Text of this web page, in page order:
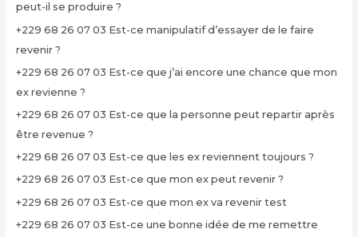
peut-il se produire ?
+229 68 26 07 03 Est-ce manipulatif d’essayer de le faire
revenir ?
+229 68 26 07 03 Est-ce que j’ai encore une chance que mon
ex revienne ?
+229 68 26 07 03 Est-ce que la personne peut repartir après
être revenue ?
+229 68 26 07 03 Est-ce que les ex reviennent toujours ?
+229 68 26 07 03 Est-ce que mon ex peut revenir ?
+229 68 26 07 03 Est-ce que mon ex va revenir test
+229 68 26 07 03 Est-ce une bonne idée de me remettre